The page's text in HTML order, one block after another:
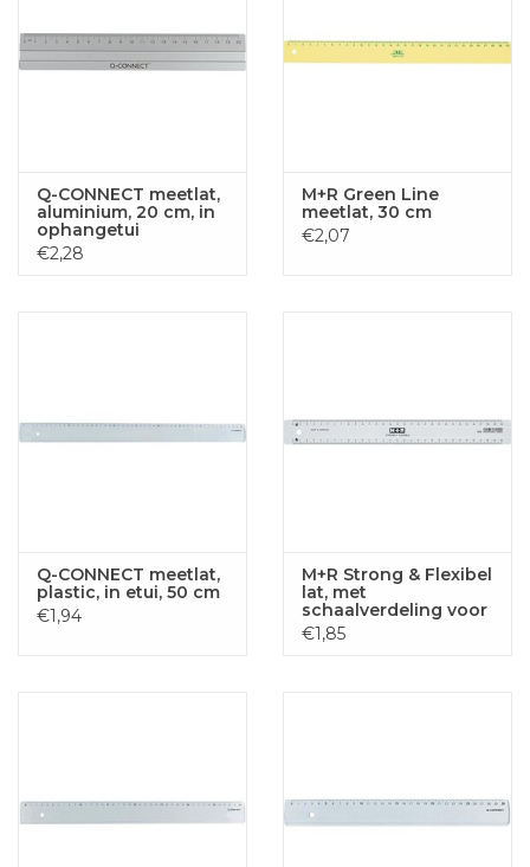
Q-CONNECT meetlat,
aluminium, 20 cm, in
ophangetui
€2,28
M+R Green Line
meetlat, 30 cm
€2,07
Q-CONNECT meetlat,
plastic, in etui, 50 cm
€1,94
M+R Strong & Flexibel
lat, met
schaalverdeling voor
recht- en
linkshandigen, 30
€1,85